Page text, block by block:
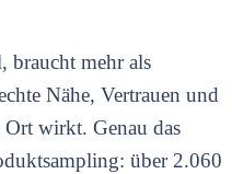
braucht mehr als
Nähe, Vertrauen und
wirkt. Genau das
über 2.060